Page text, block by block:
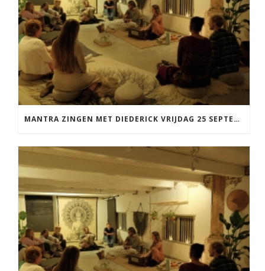
MANTRA ZINGEN MET DIEDERICK VRIJDAG 25 SEPTEMBER EN 20 NOVEMBER